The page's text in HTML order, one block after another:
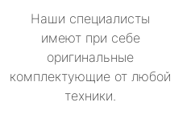
Наши специалисты
имеют при себе
оригинальные
комплектующие от любой
техники.